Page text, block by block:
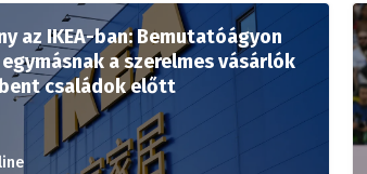
az IKEA-ban: Bemutatóágyon
a szerelmes vásárlók
családok előtt